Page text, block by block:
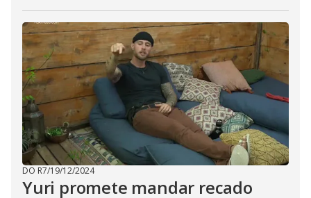
DO R7/19/12/2024
Yuri promete mandar recado